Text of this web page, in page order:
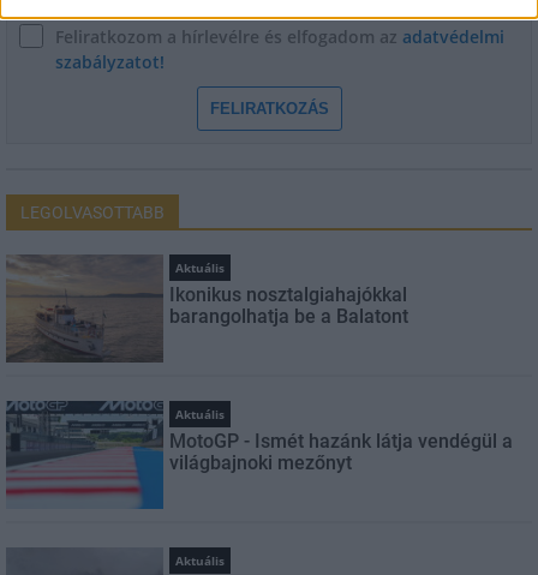
Feliratkozom a hírlevélre és elfogadom az adatvédelmi
szabályzatot!
FELIRATKOZÁS
LEGOLVASOTTABB
Aktuális
Ikonikus nosztalgiahajókkal
barangolhatja be a Balatont
Aktuális
MotoGP - Ismét hazánk látja vendégül a
világbajnoki mezőnyt
Aktuális